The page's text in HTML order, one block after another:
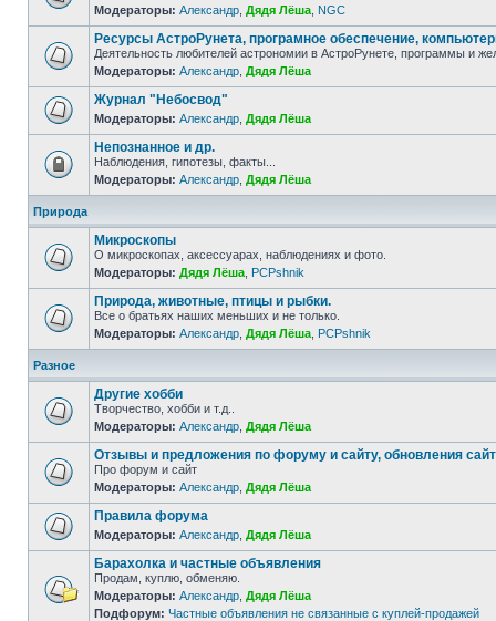
Модераторы: Александр Дядя Лёша NGC
Ресурсы АстроРунета, програмное обеспечение,
Деятельность любителей астрономии в АстроРунете, программы и
Модераторы: Александр Дядя Лёша
Журнал "Небосвод"
Модераторы: Александр Дядя Лёша
Непознанное и др.
Наблюдения, гипотезы, факты...
Модераторы: Александр Дядя Лёша
Природа
Микроскопы
О микроскопах, аксессуарах, наблюдениях и фото.
Модераторы: Дядя Лёша PCPshnik
Природа, животные, птицы и рыбки.
Все о братьях наших меньших и не только.
Модераторы: Александр Дядя Лёша PCPshnik
Разное
Другие хобби
Творчество, хобби и т.д..
Модераторы: Александр Дядя Лёша
Отзывы и предложения по форуму и сайту, обновления
Про форум и сайт
Модераторы: Александр Дядя Лёша
Правила форума
Модераторы: Александр Дядя Лёша
Барахолка и частные объявления
Продам, куплю, обменяю.
Модераторы: Александр Дядя Лёша
Подфорум: Частные объявления не связанные с куплей-продажей